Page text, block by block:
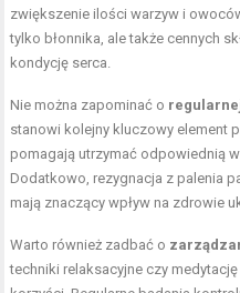
zwiększenie ilości warzyw i
tylko błonnika, ale także cennych
kondycję serca.
Nie można zapominać o
stanowi kolejny kluczowy element
pomagają utrzymać odpowiednią
Dodatkowo, rezygnacja z palenia
mają znaczący wpływ na zdrowie
Warto również zadbać o
techniki relaksacyjne czy